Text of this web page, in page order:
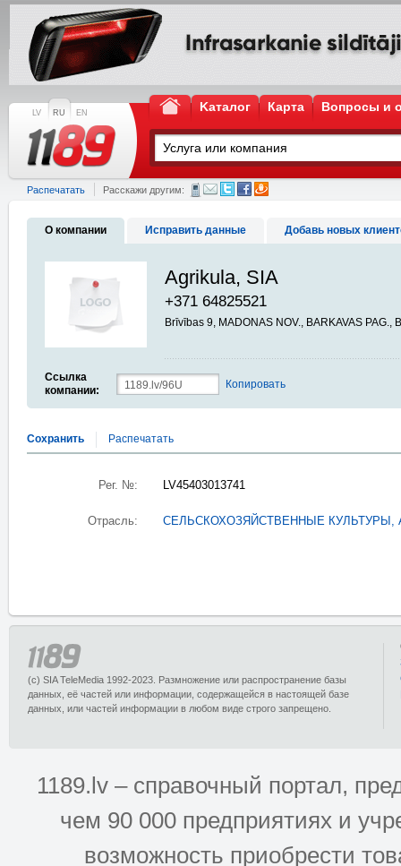
LV RU EN Kаталог Карта Вопросы и
Распечатать Расскажи другим:
О компании Исправить данные Добавь новых
Agrikula, SIA
+371 64825521
Brīvības 9, MADONAS NOV., BARKAVAS PAG.,
Ссылка
компании:
Копировать
Сохранить Распечатать
Рег. №: LV45403013741
Отрасль: СЕЛЬСКОХОЗЯЙСТВЕННЫЕ КУЛЬТУРЫ,
(c) SIA TeleMedia 1992-2023. Размножение или распространение базы
данных, её частей или информации, содержащейся в настоящей базе
данных, или частей информации в любом виде строго запрещено.
1189.lv – справочный портал,
чем 90 000 предприятиях и
возможность приобрести